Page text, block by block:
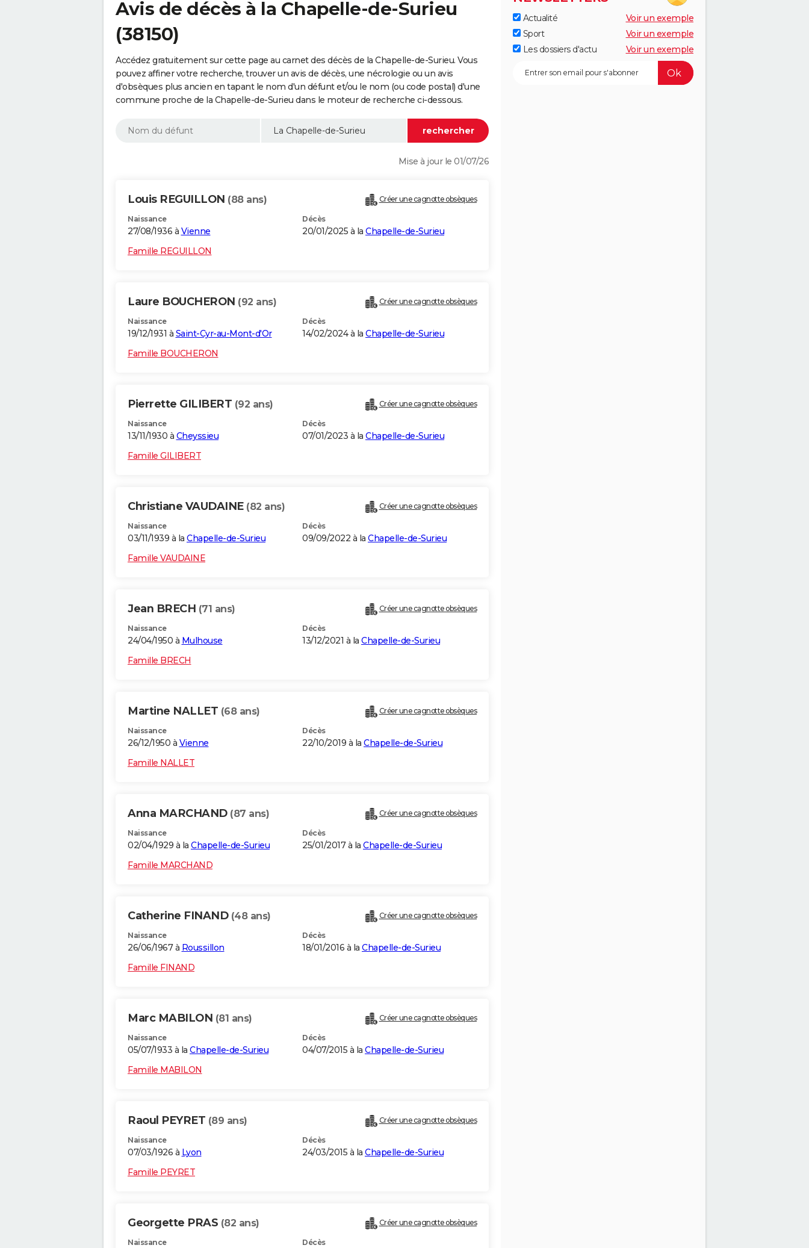
Avis de décès à la Chapelle-de-Surieu
(38150)
Accédez gratuitement sur cette page au carnet des décès de la Chapelle-de-Surieu. Vous
pouvez affiner votre recherche, trouver un avis de décès, une nécrologie ou un avis
d'obsèques plus ancien en tapant le nom d'un défunt et/ou le nom (ou code postal) d'une
commune proche de la Chapelle-de-Surieu dans le moteur de recherche ci-dessous.
Mise à jour le 01/07/26
Louis REGUILLON (88 ans) Créer une cagnotte obsèques
Naissance
27/08/1936 à Vienne
Décès
20/01/2025 à la Chapelle-de-Surieu
Famille REGUILLON
Laure BOUCHERON (92 ans) Créer une cagnotte obsèques
Naissance
19/12/1931 à Saint-Cyr-au-Mont-d'Or
Décès
14/02/2024 à la Chapelle-de-Surieu
Famille BOUCHERON
Pierrette GILIBERT (92 ans) Créer une cagnotte obsèques
Naissance
13/11/1930 à Cheyssieu
Décès
07/01/2023 à la Chapelle-de-Surieu
Famille GILIBERT
Christiane VAUDAINE (82 ans) Créer une cagnotte obsèques
Naissance
03/11/1939 à la Chapelle-de-Surieu
Décès
09/09/2022 à la Chapelle-de-Surieu
Famille VAUDAINE
Jean BRECH (71 ans) Créer une cagnotte obsèques
Naissance
24/04/1950 à Mulhouse
Décès
13/12/2021 à la Chapelle-de-Surieu
Famille BRECH
Martine NALLET (68 ans) Créer une cagnotte obsèques
Naissance
26/12/1950 à Vienne
Décès
22/10/2019 à la Chapelle-de-Surieu
Famille NALLET
Anna MARCHAND (87 ans) Créer une cagnotte obsèques
Naissance
02/04/1929 à la Chapelle-de-Surieu
Décès
25/01/2017 à la Chapelle-de-Surieu
Famille MARCHAND
Catherine FINAND (48 ans) Créer une cagnotte obsèques
Naissance
26/06/1967 à Roussillon
Décès
18/01/2016 à la Chapelle-de-Surieu
Famille FINAND
Marc MABILON (81 ans) Créer une cagnotte obsèques
Naissance
05/07/1933 à la Chapelle-de-Surieu
Décès
04/07/2015 à la Chapelle-de-Surieu
Famille MABILON
Raoul PEYRET (89 ans) Créer une cagnotte obsèques
Naissance
07/03/1926 à Lyon
Décès
24/03/2015 à la Chapelle-de-Surieu
Famille PEYRET
Georgette PRAS (82 ans) Créer une cagnotte obsèques
Naissance Décès
Actualité
Voir un exemple
Sport
Voir un exemple
Les dossiers d'actu
Voir un exemple